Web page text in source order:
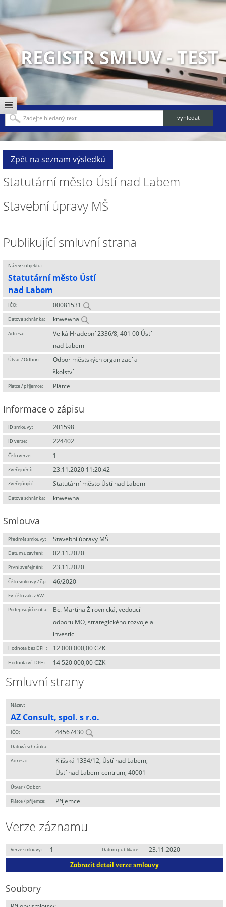
REGISTR SMLUV - TEST
Zpět na seznam výsledků
Statutární město Ústí nad Labem -
Stavební úpravy MŠ
Publikující smluvní strana
Název subjektu:
Statutární město Ústí
nad Labem
IČO: 00081531
Datová schránka: knwewha
Adresa:
Velká Hradební 2336/8, 401 00 Ústí
nad Labem
Útvar / Odbor:
Odbor městských organizací a
školství
Plátce / příjemce: Plátce
Informace o zápisu
ID smlouvy: 201598
ID verze: 224402
Číslo verze: 1
Zveřejnění: 23.11.2020 11:20:42
Zveřejňující: Statutární město Ústí nad Labem
Datová schránka: knwewha
Smlouva
Předmět smlouvy: Stavební úpravy MŠ
Datum uzavření: 02.11.2020
První zveřejnění: 23.11.2020
Číslo smlouvy / č.j.: 46/2020
Ev. číslo zak. z VVZ:
Podepisující osoba:
Bc. Martina Žirovnická, vedoucí
odboru MO, strategického rozvoje a
investic
Hodnota bez DPH: 12 000 000,00 CZK
Hodnota vč. DPH: 14 520 000,00 CZK
Smluvní strany
Název:
AZ Consult, spol. s r.o.
IČO: 44567430
Datová schránka:
Adresa:
Klíšská 1334/12, Ústí nad Labem,
Ústí nad Labem-centrum, 40001
Útvar / Odbor:
Plátce / příjemce: Příjemce
Verze záznamu
Verze smlouvy: 1 Datum publikace:
23.11.2020
Zobrazit detail verze smlouvy
Soubory